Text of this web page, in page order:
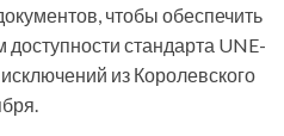
чтобы обеспечить
стандарта UNE-
из Королевского